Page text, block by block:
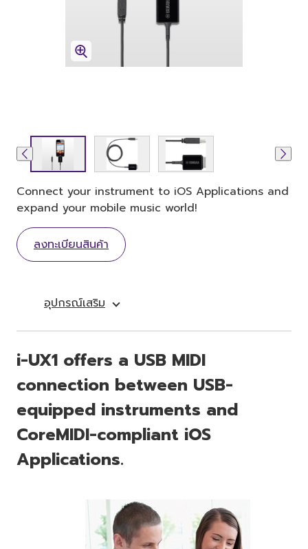
Connect your instrument to iOS Applications and
expand your mobile music world!
ลงทะเบียนสินค้า
อุปกรณ์เสริม
i-UX1 offers a USB MIDI
connection between USB-
equipped instruments and
CoreMIDI-compliant iOS
Applications.